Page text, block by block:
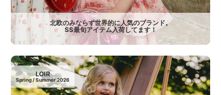
北欧のみならず世界的に人気のブランド。
SS最旬アイテム入荷してます！
LOIR
Spring / Summer 2026